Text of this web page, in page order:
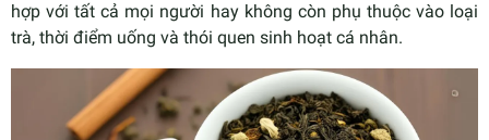
hợp với tất cả mọi người hay không còn phụ thuộc vào loại
trà, thời điểm uống và thói quen sinh hoạt cá nhân.